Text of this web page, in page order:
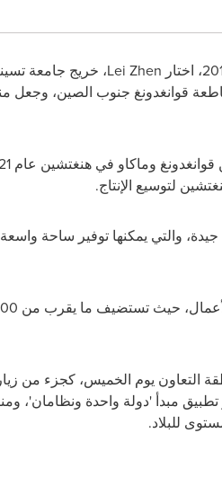
Lei Zhen، خريج جامعة
قوانغدونغ جنوب الصين، وجعل
وماكاو في هنغتشين عام 2021، نقل
لتوسيع الإنتاج.
والتي يمكنها توفير ساحة واسعة
التعاون يوم الخميس، كجزء من
مبدأ 'دولة واحدة ونظامان'،
للبلاد.